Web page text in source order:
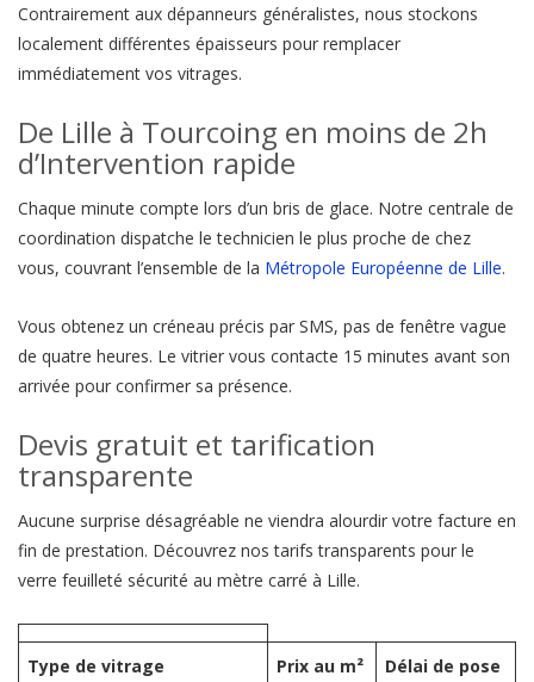
Contrairement aux dépanneurs généralistes, nous stockons
localement différentes épaisseurs pour remplacer
immédiatement vos vitrages.
De Lille à Tourcoing en moins de 2h
d’Intervention rapide
Chaque minute compte lors d’un bris de glace. Notre centrale de
coordination dispatche le technicien le plus proche de chez
vous, couvrant l’ensemble de la Métropole Européenne de Lille.
Vous obtenez un créneau précis par SMS, pas de fenêtre vague
de quatre heures. Le vitrier vous contacte 15 minutes avant son
arrivée pour confirmer sa présence.
Devis gratuit et tarification
transparente
Aucune surprise désagréable ne viendra alourdir votre facture en
fin de prestation. Découvrez nos tarifs transparents pour le
verre feuilleté sécurité au mètre carré à Lille.
Type de vitrage Prix au m² Délai de pose